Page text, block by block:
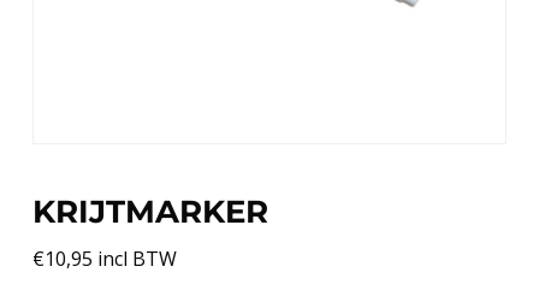
KRIJTMARKER
€10,95 incl BTW